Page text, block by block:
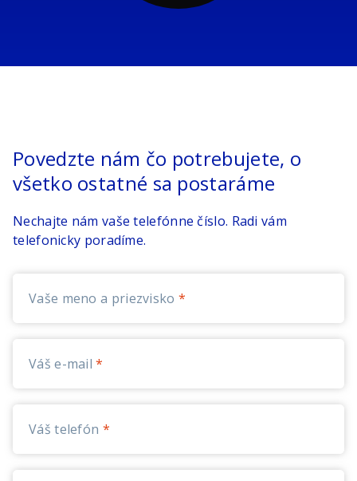
Povedzte nám čo potrebujete, o
všetko ostatné sa postaráme
Nechajte nám vaše telefónne číslo. Radi vám
telefonicky poradíme.
Vaše meno a priezvisko
Váš e-mail
Váš telefón